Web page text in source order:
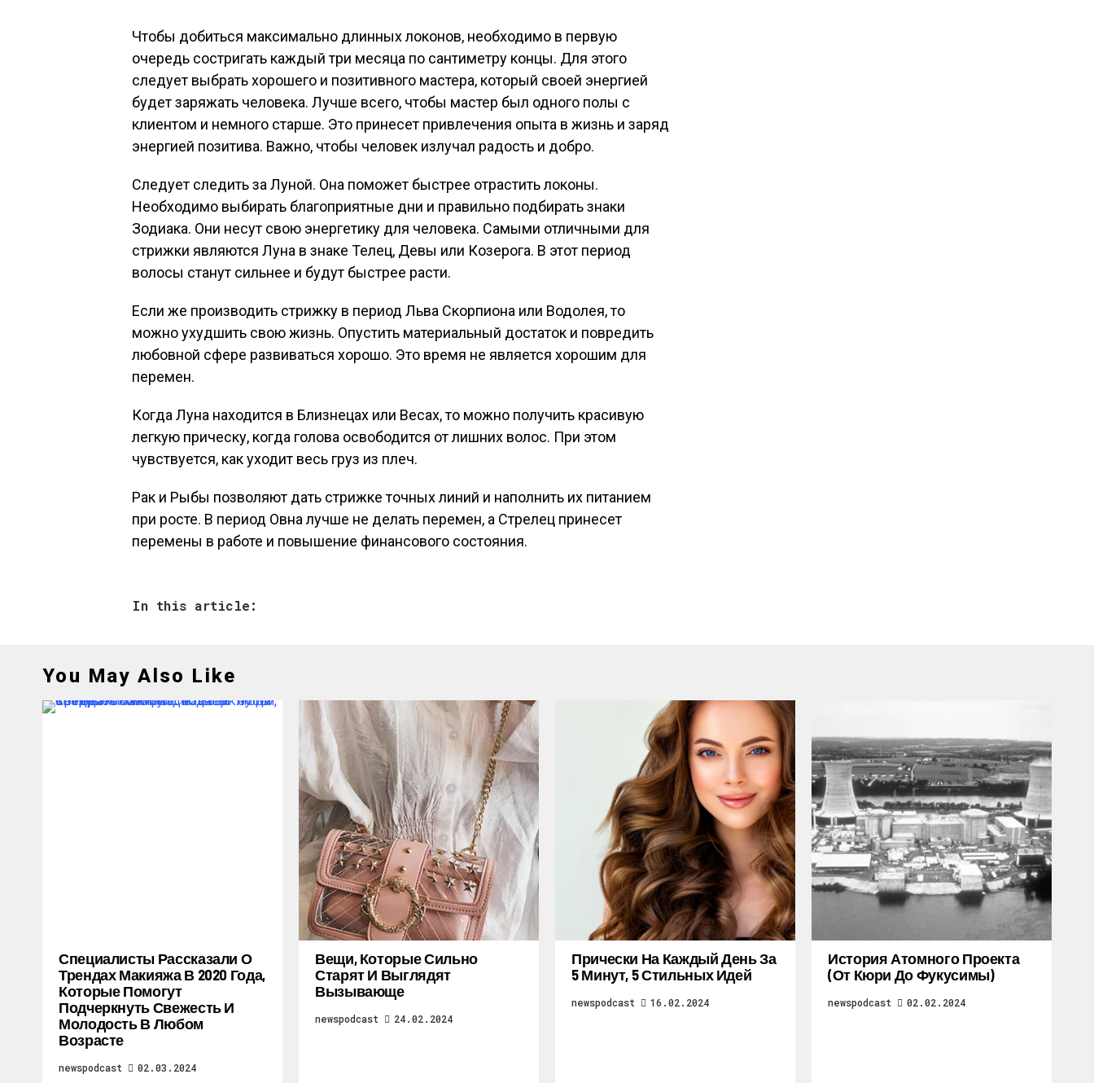
Чтобы добиться максимально длинных локонов, необходимо в первую
очередь состригать каждый три месяца по сантиметру концы. Для этого
следует выбрать хорошего и позитивного мастера, который своей энергией
будет заряжать человека. Лучше всего, чтобы мастер был одного полы с
клиентом и немного старше. Это принесет привлечения опыта в жизнь и заряд
энергией позитива. Важно, чтобы человек излучал радость и добро.
Следует следить за Луной. Она поможет быстрее отрастить локоны.
Необходимо выбирать благоприятные дни и правильно подбирать знаки
Зодиака. Они несут свою энергетику для человека. Самыми отличными для
стрижки являются Луна в знаке Телец, Девы или Козерога. В этот период
волосы станут сильнее и будут быстрее расти.
Если же производить стрижку в период Льва Скорпиона или Водолея, то
можно ухудшить свою жизнь. Опустить материальный достаток и повредить
любовной сфере развиваться хорошо. Это время не является хорошим для
перемен.
Когда Луна находится в Близнецах или Весах, то можно получить красивую
легкую прическу, когда голова освободится от лишних волос. При этом
чувствуется, как уходит весь груз из плеч.
Рак и Рыбы позволяют дать стрижке точных линий и наполнить их питанием
при росте. В период Овна лучше не делать перемен, а Стрелец принесет
перемены в работе и повышение финансового состояния.
In this article:
You May Also Like
Специалисты Рассказали О
Трендах Макияжа В 2020 Года,
Которые Помогут
Подчеркнуть Свежесть И
Молодость В Любом
Возрасте
newspodcast 02.03.2024
Вещи, Которые Сильно
Старят И Выглядят
Вызывающе
newspodcast 24.02.2024
Прически На Каждый День За
5 Минут, 5 Стильных Идей
newspodcast 16.02.2024
История Атомного Проекта
(от Кюри До Фукусимы)
newspodcast 02.02.2024